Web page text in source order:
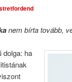
nem bírta tovább,
dolga: ha